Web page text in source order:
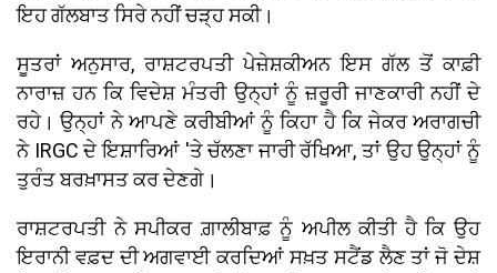
ਇਹ ਗੱਲਬਾਤ ਸਿਰੇ ਨਹੀਂ ਚੜ੍ਹ ਸਕੀ।
ਸੂਤਰਾਂ ਅਨੁਸਾਰ, ਰਾਸ਼ਟਰਪਤੀ ਪੇਜ਼ੇਸ਼ਕੀਅਨ ਇਸ ਗੱਲ ਤੋਂ ਕਾਫ਼ੀ
ਨਾਰਾਜ਼ ਹਨ ਕਿ ਵਿਦੇਸ਼ ਮੰਤਰੀ ਉਨ੍ਹਾਂ ਨੂੰ ਜ਼ਰੂਰੀ ਜਾਣਕਾਰੀ ਨਹੀਂ ਦੇ
ਰਹੇ। ਉਨ੍ਹਾਂ ਨੇ ਆਪਣੇ ਕਰੀਬੀਆਂ ਨੂੰ ਕਿਹਾ ਹੈ ਕਿ ਜੇਕਰ ਅਰਾਗਚੀ
ਨੇ IRGC ਦੇ ਇਸ਼ਾਰਿਆਂ 'ਤੇ ਚੱਲਣਾ ਜਾਰੀ ਰੱਖਿਆ, ਤਾਂ ਉਹ ਉਨ੍ਹਾਂ ਨੂੰ
ਤੁਰੰਤ ਬਰਖ਼ਾਸਤ ਕਰ ਦੇਣਗੇ।
ਰਾਸ਼ਟਰਪਤੀ ਨੇ ਸਪੀਕਰ ਗ਼ਾਲੀਬਾਫ਼ ਨੂੰ ਅਪੀਲ ਕੀਤੀ ਹੈ ਕਿ ਉਹ
ਇਰਾਨੀ ਵਫ਼ਦ ਦੀ ਅਗਵਾਈ ਕਰਦਿਆਂ ਸਖ਼ਤ ਸਟੈਂਡ ਲੈਣ ਤਾਂ ਜੋ ਦੇਸ਼